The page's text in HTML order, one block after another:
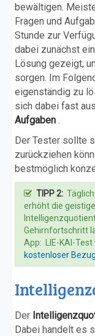
bewältigen.
Fragen und
Stunde zur
dabei zunächst
Lösung gezeigt,
sorgen. Im
eigenständig zu
sich dabei fast
Aufgaben .
Der Tester sollte
zurückziehen
bestmöglich
TIPP 2:
erhöht die
Gehirnfortschritt
App: LIE-KAI-
kostenloser
Der
Dabei handelt es